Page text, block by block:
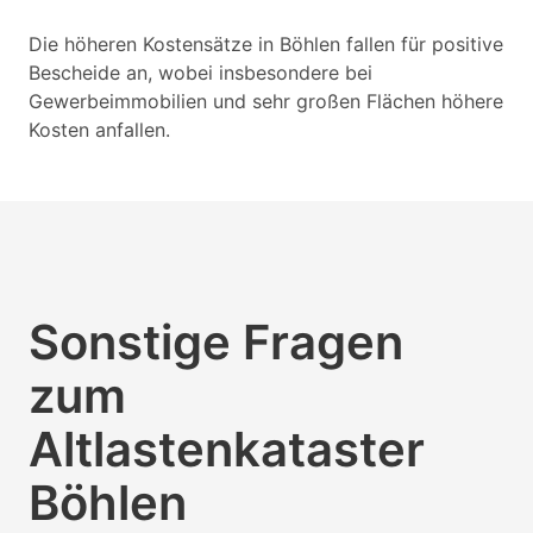
Die höheren Kostensätze in Böhlen fallen für positive
Bescheide an, wobei insbesondere bei
Gewerbeimmobilien und sehr großen Flächen höhere
Kosten anfallen.
Sonstige Fragen
zum
Altlastenkataster
Böhlen